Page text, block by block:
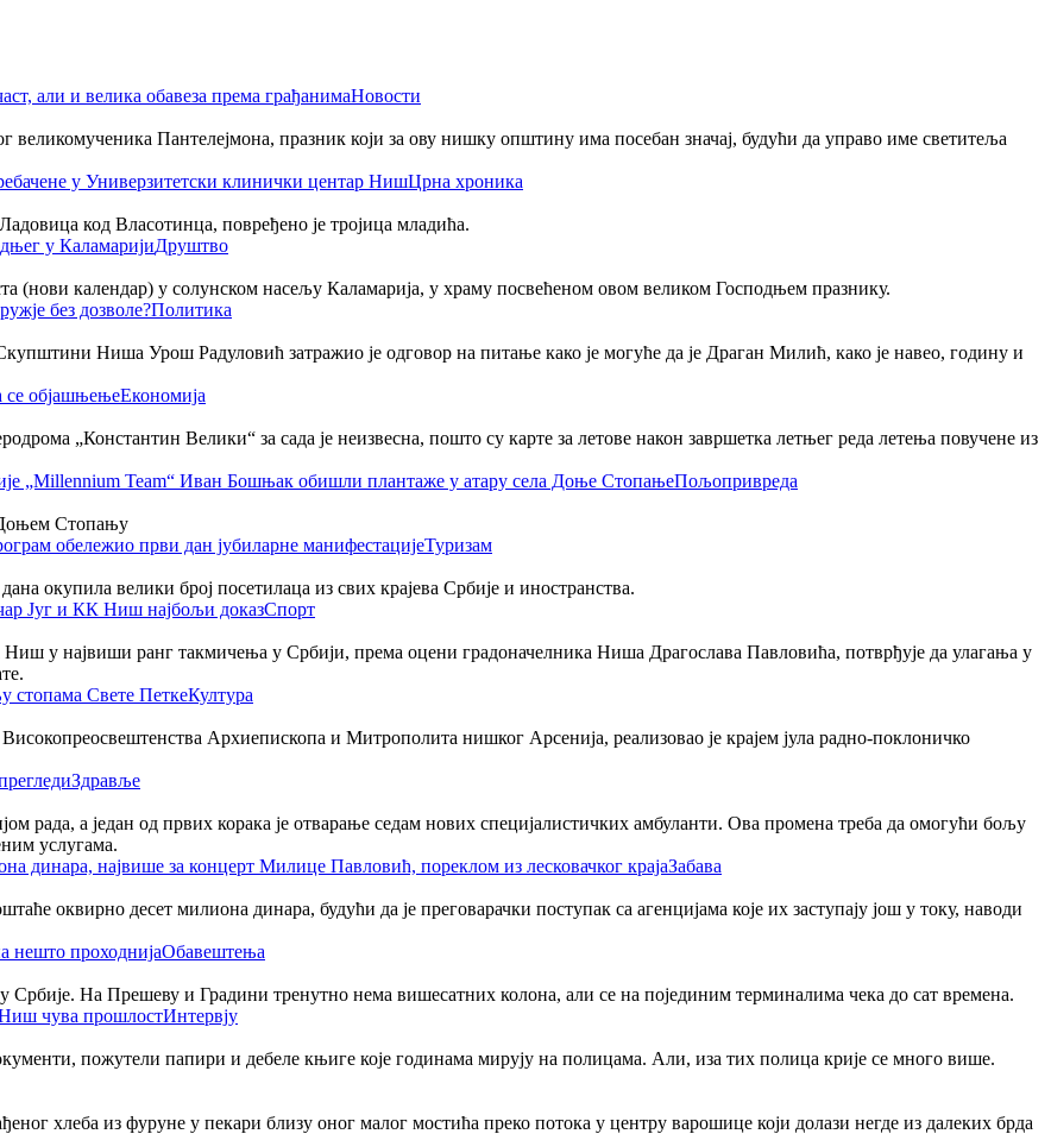
Новости
великомученика Пантелејмона, празник који за ову нишку општину има посебан значај, будући да управо име светитеља
Црна хроника
код Власотинца, повређено је тројица младића.
Друштво
(нови календар) у солунском насељу Каламарија, у храму посвећеном овом великом Господњем празнику.
Политика
Ниша Урош Радуловић затражио је одговор на питање како је могуће да је Драган Милић, како је навео, годину и
Економија
„Константин Велики“ за сада је неизвесна, пошто су карте за летове након завршетка летњег реда летења повучене из
Пољопривреда
Стопању
Туризам
окупила велики број посетилаца из свих крајева Србије и иностранства.
Спорт
у највиши ранг такмичења у Србији, према оцени градоначелника Ниша Драгослава Павловића, потврђује да улагања у
Култура
Архиепископа и Митрополита нишког Арсенија, реализовао је крајем јула радно-поклоничко
Здравље
рада, а један од првих корака је отварање седам нових специјалистичких амбуланти. Ова промена треба да омогући бољу
услугама.
Забава
оквирно десет милиона динара, будући да је преговарачки поступак са агенцијама које их заступају још у току, наводи
Обавештења
Србије. На Прешеву и Градини тренутно нема вишесатних колона, али се на појединим терминалима чека до сат времена.
Интервју
пожутели папири и дебеле књиге које годинама мирују на полицама. Али, иза тих полица крије се много више.
хлеба из фуруне у пекари близу оног малог мостића преко потока у центру варошице који долази негде из далеких брда